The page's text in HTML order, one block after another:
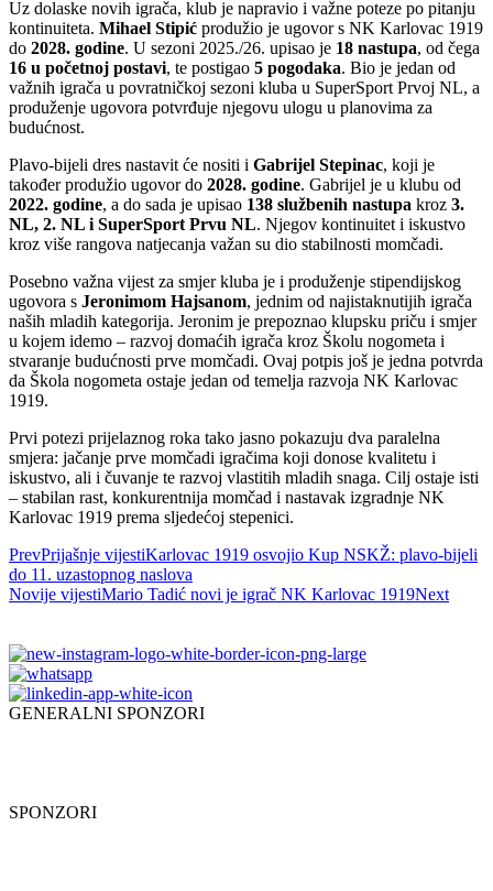
Uz dolaske novih igrača, klub je napravio i važne poteze po pitanju
kontinuiteta. Mihael Stipić produžio je ugovor s NK Karlovac 1919
do 2028. godine. U sezoni 2025./26. upisao je 18 nastupa, od čega
16 u početnoj postavi, te postigao 5 pogodaka. Bio je jedan od
važnih igrača u povratničkoj sezoni kluba u SuperSport Prvoj NL, a
produženje ugovora potvrđuje njegovu ulogu u planovima za
budućnost.
Plavo-bijeli dres nastavit će nositi i Gabrijel Stepinac, koji je
također produžio ugovor do 2028. godine. Gabrijel je u klubu od
2022. godine, a do sada je upisao 138 službenih nastupa kroz 3.
NL, 2. NL i SuperSport Prvu NL. Njegov kontinuitet i iskustvo
kroz više rangova natjecanja važan su dio stabilnosti momčadi.
Posebno važna vijest za smjer kluba je i produženje stipendijskog
ugovora s Jeronimom Hajsanom, jednim od najistaknutijih igrača
naših mladih kategorija. Jeronim je prepoznao klupsku priču i smjer
u kojem idemo – razvoj domaćih igrača kroz Školu nogometa i
stvaranje budućnosti prve momčadi. Ovaj potpis još je jedna potvrda
da Škola nogometa ostaje jedan od temelja razvoja NK Karlovac
1919.
Prvi potezi prijelaznog roka tako jasno pokazuju dva paralelna
smjera: jačanje prve momčadi igračima koji donose kvalitetu i
iskustvo, ali i čuvanje te razvoj vlastitih mladih snaga. Cilj ostaje isti
– stabilan rast, konkurentnija momčad i nastavak izgradnje NK
Karlovac 1919 prema sljedećoj stepenici.
PrevPrijašnje vijestiKarlovac 1919 osvojio Kup NSKŽ: plavo-bijeli
do 11. uzastopnog naslova
Novije vijestiMario Tadić novi je igrač NK Karlovac 1919Next
GENERALNI SPONZORI
SPONZORI